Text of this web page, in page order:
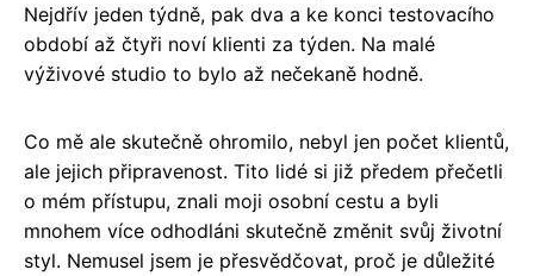
Nejdřív jeden týdně, pak dva a ke konci testovacího
období až čtyři noví klienti za týden. Na malé
výživové studio to bylo až nečekaně hodně.
Co mě ale skutečně ohromilo, nebyl jen počet klientů,
ale jejich připravenost. Tito lidé si již předem přečetli
o mém přístupu, znali moji osobní cestu a byli
mnohem více odhodláni skutečně změnit svůj životní
styl. Nemusel jsem je přesvědčovat, proč je důležité